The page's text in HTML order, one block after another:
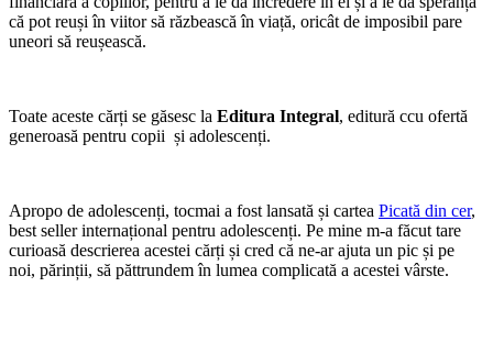
că pot reuși în viitor să răzbească în viață, oricât de imposibil pare
uneori să reușească.
Toate aceste cărți se găsesc la Editura Integral, editură ccu ofertă
generoasă pentru copii și adolescenți.
Apropo de adolescenți, tocmai a fost lansată și cartea Picată din cer,
best seller internațional pentru adolescenți. Pe mine m-a făcut tare
curioasă descrierea acestei cărți și cred că ne-ar ajuta un pic și pe
noi, părinții, să păttrundem în lumea complicată a acestei vârste.